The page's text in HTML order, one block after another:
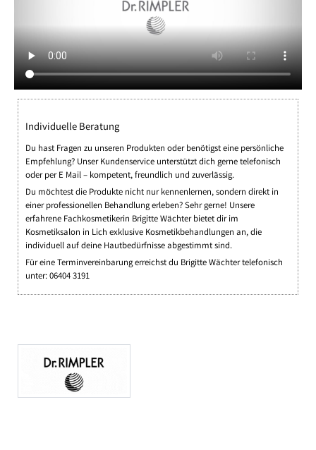
Individuelle Beratung
Du hast Fragen zu unseren Produkten oder benötigst eine persönliche
Empfehlung? Unser Kundenservice unterstützt dich gerne telefonisch
oder per E Mail – kompetent, freundlich und zuverlässig.
Du möchtest die Produkte nicht nur kennenlernen, sondern direkt in
einer professionellen Behandlung erleben? Sehr gerne! Unsere
erfahrene Fachkosmetikerin Brigitte Wächter bietet dir im
Kosmetiksalon in Lich exklusive Kosmetikbehandlungen an, die
individuell auf deine Hautbedürfnisse abgestimmt sind.
Für eine Terminvereinbarung erreichst du Brigitte Wächter telefonisch
unter: 06404 3191